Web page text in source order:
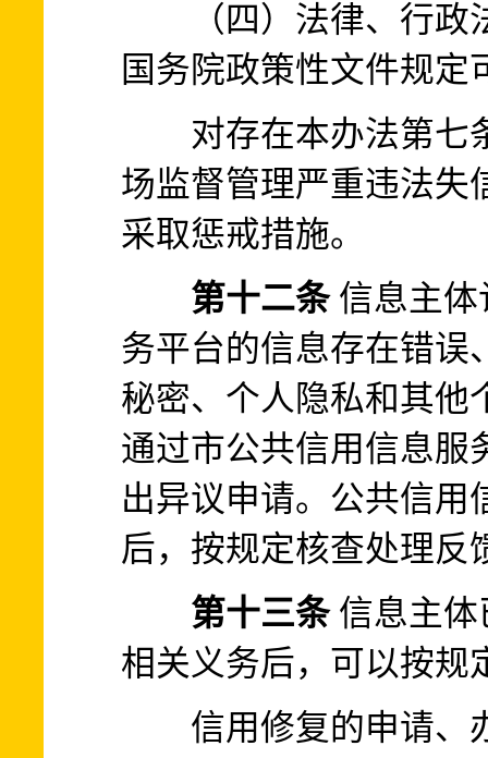
（四）法律、行政
国务院政策性文件规定
对存在本办法第七
场监督管理严重违法失
采取惩戒措施。
第十二条信息主体
务平台的信息存在错误
秘密、个人隐私和其他
通过市公共信用信息服
出异议申请。公共信用
后，按规定核查处理反
第十三条信息主体
相关义务后，可以按规
信用修复的申请、